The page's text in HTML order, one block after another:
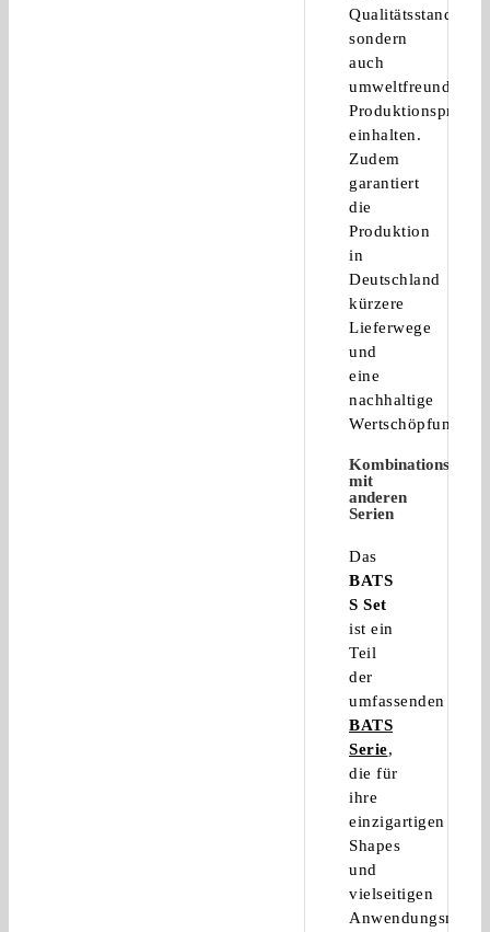
Qualitätsstandards,
sondern
auch
umweltfreundliche
einhalten.
Zudem
garantiert
die
Produktion
in
Deutschland
kürzere
Lieferwege
und
eine
nachhaltige
mit
anderen
Serien
Das
BATS
S Set
ist ein
Teil
der
umfassenden
BATS
Serie,
die für
ihre
einzigartigen
Shapes
und
vielseitigen